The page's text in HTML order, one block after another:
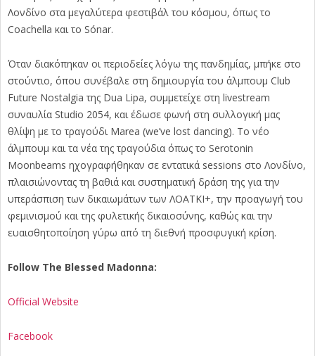
Λονδίνο στα μεγαλύτερα φεστιβάλ του κόσμου, όπως το
Coachella και το Sónar.
Όταν διακόπηκαν οι περιοδείες λόγω της πανδημίας, μπήκε στο
στούντιο, όπου συνέβαλε στη δημιουργία του άλμπουμ Club
Future Nostalgia της Dua Lipa, συμμετείχε στη livestream
συναυλία Studio 2054, και έδωσε φωνή στη συλλογική μας
θλίψη με το τραγούδι Marea (we’ve lost dancing). Το νέο
άλμπουμ και τα νέα της τραγούδια όπως το Serotonin
Moonbeams ηχογραφήθηκαν σε εντατικά sessions στο Λονδίνο,
πλαισιώνοντας τη βαθιά και συστηματική δράση της για την
υπεράσπιση των δικαιωμάτων των ΛΟΑΤΚΙ+, την προαγωγή του
φεμινισμού και της φυλετικής δικαιοσύνης, καθώς και την
ευαισθητοποίηση γύρω από τη διεθνή προσφυγική κρίση.
Follow The Blessed Madonna:
Official Website
Facebook